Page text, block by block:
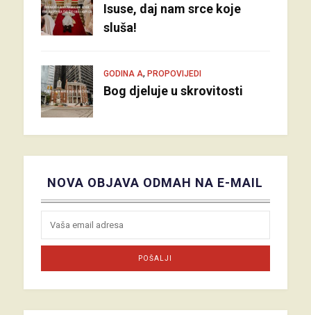
Isuse, daj nam srce koje
sluša!
GODINA A, PROPOVIJEDI
Bog djeluje u skrovitosti
NOVA OBJAVA ODMAH NA E-MAIL